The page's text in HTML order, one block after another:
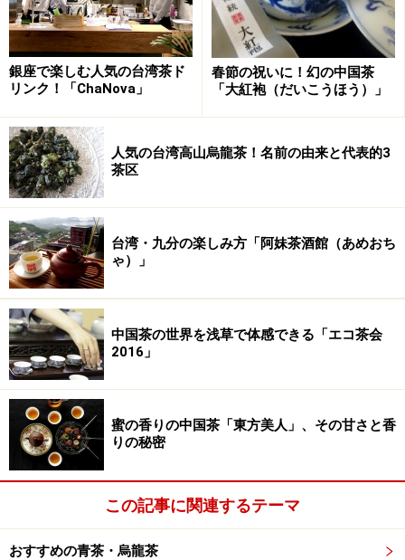
銀座で楽しむ人気の台湾茶ド
リンク！「ChaNova」
春節の祝いに！幻の中国茶
「大紅袍（だいこうほう）」
人気の台湾高山烏龍茶！名前の由来と代表的3
茶区
台湾・九分の楽しみ方「阿妹茶酒館（あめおち
ゃ）」
中国茶の世界を浅草で体感できる「エコ茶会
2016」
蜜の香りの中国茶「東方美人」、その甘さと香
りの秘密
この記事に関連するテーマ
おすすめの青茶・烏龍茶